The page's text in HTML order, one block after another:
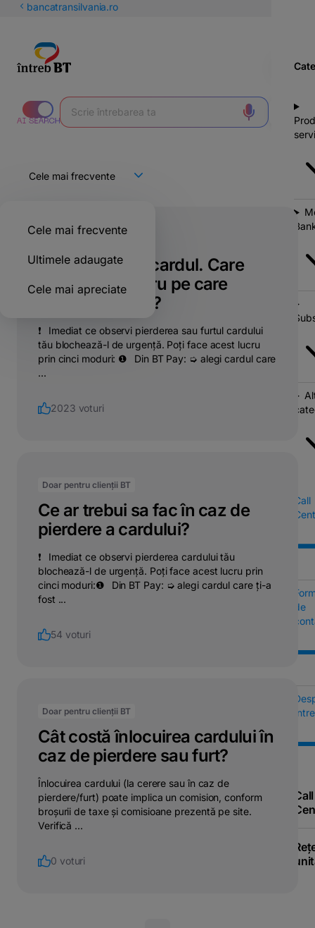
latineștibancatransilvania.ro
Call
de
Call
Cele mai frecvente
Ultimele adaugate
Cele mai apreciate
Mi-am pierdut cardul. Care
este primul lucru pe care
trebuie să-l fac?
❗⠀Imediat ce observi pierderea sau furtul cardului
tău blochează-l de urgență. Poți face acest lucru
prin cinci moduri: ❶⠀Din BT Pay: ➭ alegi cardul care
...
2023 voturi
Doar pentru clienții BT
Ce ar trebui sa fac în caz de
pierdere a cardului?
❗⠀Imediat ce observi pierderea cardului tău
blochează-l de urgență. Poți face acest lucru prin
cinci moduri:❶⠀Din BT Pay: ➭ alegi cardul care ți-a
fost ...
54 voturi
Doar pentru clienții BT
Cât costă înlocuirea cardului în
caz de pierdere sau furt?
Înlocuirea cardului (la cerere sau în caz de
pierdere/furt) poate implica un comision, conform
broșurii de taxe și comisioane prezentă pe site.
Verifică ...
0 voturi